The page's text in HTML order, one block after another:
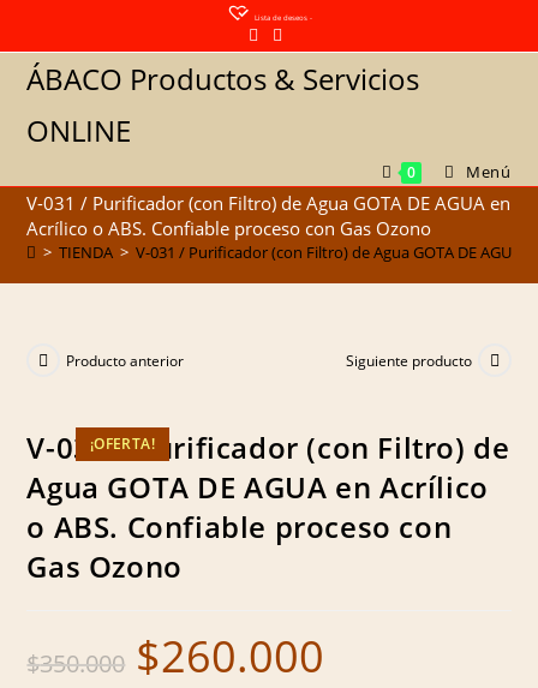
contenido
Lista de deseos -
ÁBACO Productos & Servicios
ONLINE
0 Menú
V-031 / Purificador (con Filtro) de Agua GOTA DE AGUA en
Acrílico o ABS. Confiable proceso con Gas Ozono
> TIENDA > V-031 / Purificador (con Filtro) de Agua GOTA DE AGUA
¡OFERTA!
Producto anterior Siguiente producto
V-031 / Purificador (con Filtro) de
Agua GOTA DE AGUA en Acrílico
o ABS. Confiable proceso con
Gas Ozono
$350.000
Original
price
was:
$260.000